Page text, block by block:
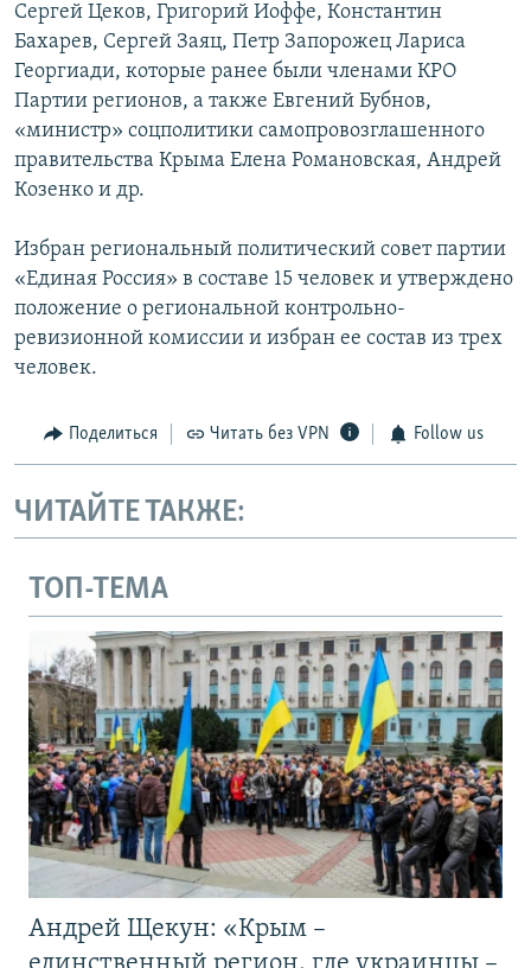
Сергей Цеков, Григорий Иоффе, Константин
Бахарев, Сергей Заяц, Петр Запорожец Лариса
Георгиади, которые ранее были членами КРО
Партии регионов, а также Евгений Бубнов,
«министр» соцполитики самопровозглашенного
правительства Крыма Елена Романовская, Андрей
Козенко и др.
Избран региональный политический совет партии
«Единая Россия» в составе 15 человек и утверждено
положение о региональной контрольно-
ревизионной комиссии и избран ее состав из трех
человек.
Поделиться Читать без VPN Follow us
ЧИТАЙТЕ ТАКЖЕ:
ТОП-ТЕМА
Андрей Щекун: «Крым –